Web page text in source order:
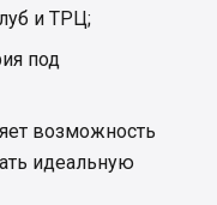
и ТРЦ;
под
возможность
идеальную